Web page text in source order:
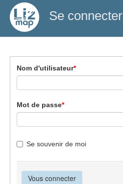
Se connecter
Nom d'utilisateur*
Mot de passe*
Se souvenir de moi